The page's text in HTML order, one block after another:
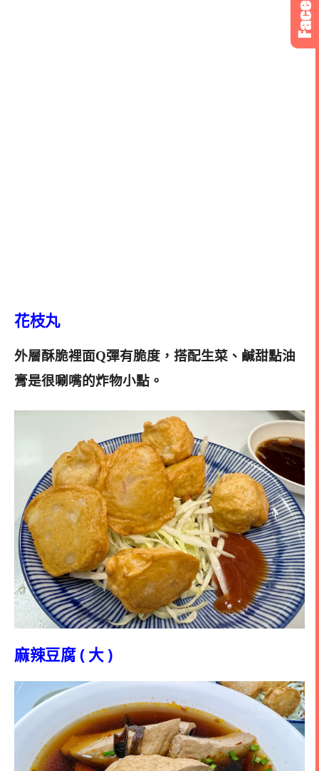
花枝丸
外層酥脆裡面Q彈有脆度，搭配生菜、鹹甜點油
膏是很唰嘴的炸物小點 。
麻辣豆腐 ( 大 )